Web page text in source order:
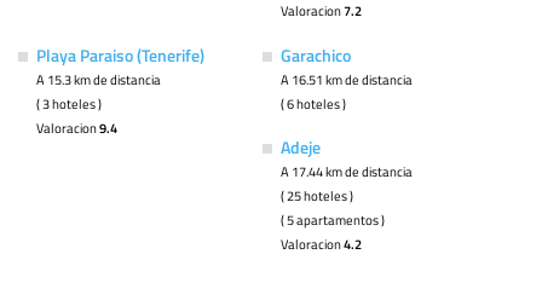
Valoracion7.2
Playa Paraiso (Tenerife)
A 15.3 km de distancia
( 3 hoteles )
Valoracion9.4
Garachico
A 16.51 km de distancia
( 6 hoteles )
Adeje
A 17.44 km de distancia
( 25 hoteles )
( 5 apartamentos )
Valoracion4.2